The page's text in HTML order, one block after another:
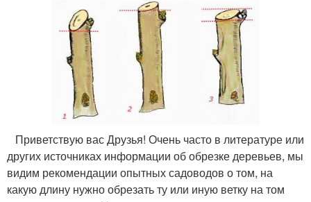
Приветствую вас Друзья! Очень часто в литературе или
других источниках информации об обрезке деревьев, мы
видим рекомендации опытных садоводов о том, на
какую длину нужно обрезать ту или иную ветку на том